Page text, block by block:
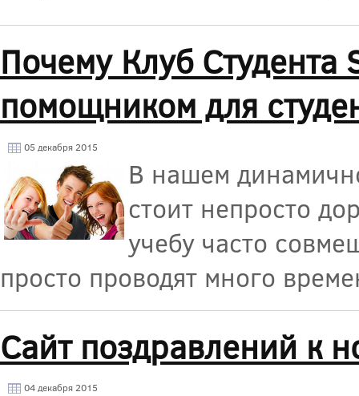
Почему Клуб Студента
помощником для
05 декабря 2015
В нашем
стоит непросто
учебу часто
просто проводят много
Сайт поздравлений к
04 декабря 2015